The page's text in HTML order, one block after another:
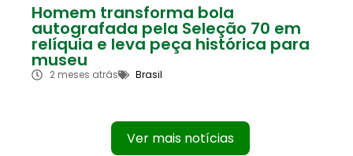
Homem transforma bola
autografada pela Seleção 70 em
relíquia e leva peça histórica para
museu
2 meses atrás Brasil
Ver mais notícias